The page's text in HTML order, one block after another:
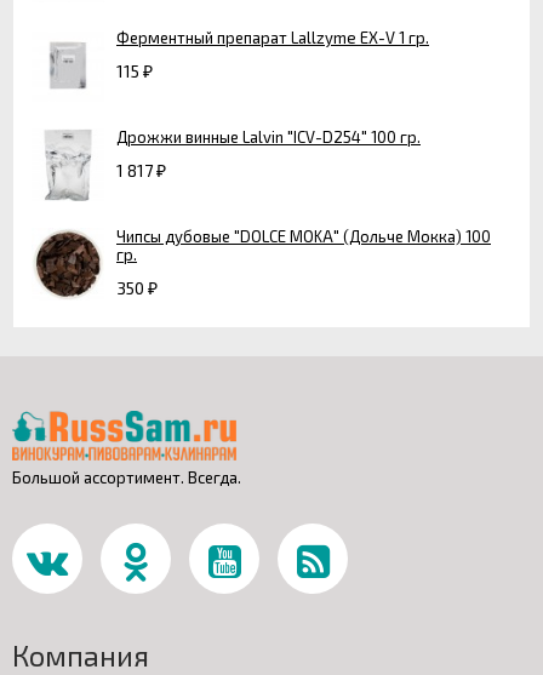
Ферментный препарат Lallzyme EX-V 1 гр.
115 ₽
Дрожжи винные Lalvin "ICV-D254" 100 гр.
1 817 ₽
Чипсы дубовые "DOLCE MOKA" (Дольче Мокка) 100
гр.
350 ₽
Большой ассортимент. Всегда.
Компания